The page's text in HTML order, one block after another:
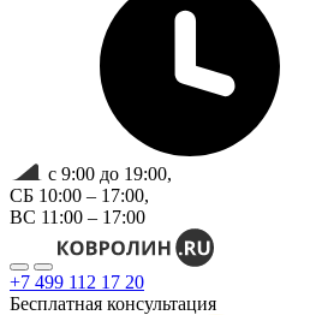
с 9:00 до 19:00,
СБ 10:00 – 17:00,
ВС 11:00 – 17:00
+7 499 112 17 20
Бесплатная консультация